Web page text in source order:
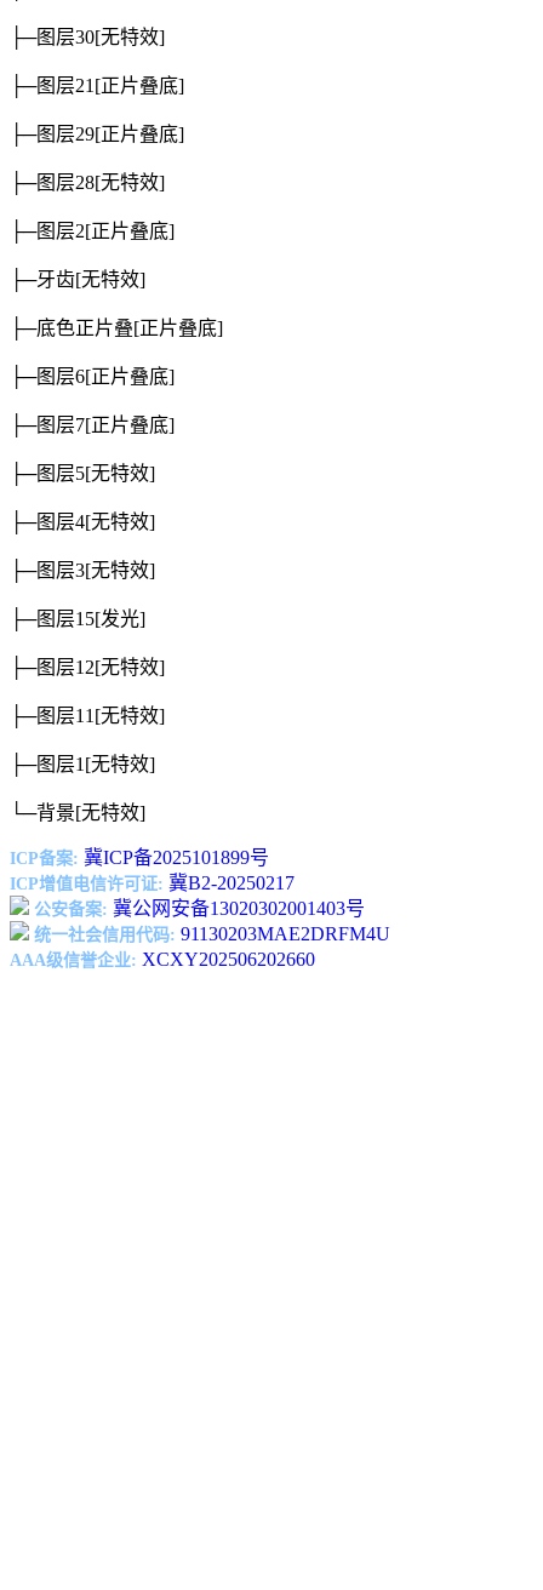
├─图层30[无特效]
├─图层21 [正片叠底]
├─图层29[正片叠底]
├─图层28[无特效]
├─图层2[正片叠底]
├─牙齿[无特效]
├─底色正片叠[正片叠底]
├─图层6[正片叠底]
├─图层7[正片叠底]
├─图层5[无特效]
├─图层4[无特效]
├─图层3[无特效]
├─图层15[发光]
├─图层12[无特效]
├─图层11 [无特效]
├─图层1 [无特效]
└─背景[无特效]
ICP备案: 冀ICP备2025101899号
ICP增值电信许可证: 冀B2-20250217
公安备案: 冀公网安备13020302001403号
统一社会信用代码: 91130203MAE2DRFM4U
AAA级信誉企业: XCXY202506202660